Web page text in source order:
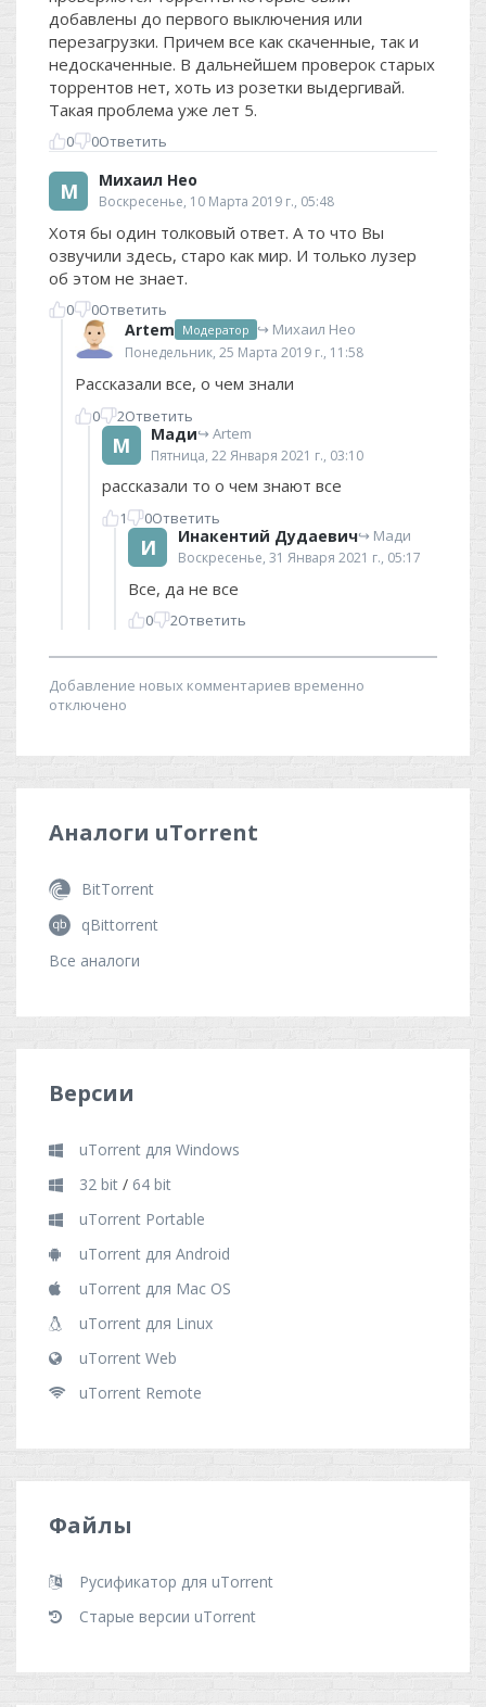
Аналоги uTorrent
BitTorrent
qBittorrent
Все аналоги
Версии
uTorrent для Windows
32 bit / 64 bit
uTorrent Portable
uTorrent для Android
uTorrent для Mac OS
uTorrent для Linux
uTorrent Web
uTorrent Remote
Файлы
Русификатор для uTorrent
Старые версии uTorrent